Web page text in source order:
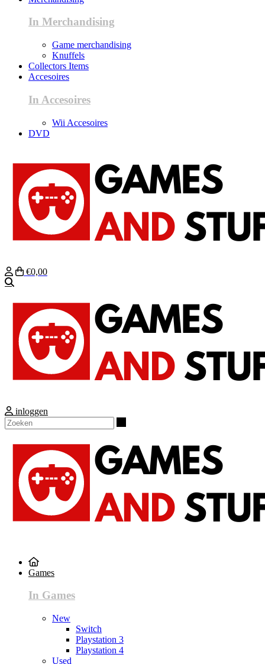
In Merchandising
Game merchandising
Knuffels
Collectors Items
Accesoires
In Accesoires
Wii Accesoires
DVD
€0,00
inloggen
Games
In Games
New
Switch
Playstation 3
Playstation 4
Used